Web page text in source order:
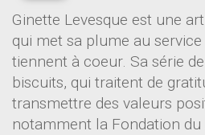
Ginette Levesque est une
qui met sa plume au
tiennent à coeur. Sa série
biscuits, qui traitent de
transmettre des valeurs
notamment la Fondation